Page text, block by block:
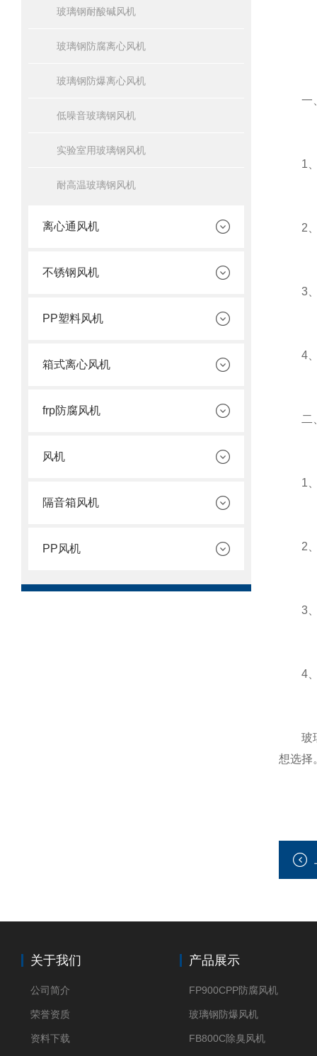
玻璃钢耐酸碱风机
玻璃钢防腐离心风机
玻璃钢防爆离心风机
低噪音玻璃钢风机
实验室用玻璃钢风机
耐高温玻璃钢风机
离心通风机
不锈钢风机
PP塑料风机
箱式离心风机
frp防腐风机
风机
隔音箱风机
PP风机
一、
1、
2、
3、
4、
二、
1、
2、
3、
4、
玻璃
想选择
关于我们
公司简介
荣誉资质
资料下载
产品展示
FP900CPP防腐风机
玻璃钢防爆风机
FB800C除臭风机